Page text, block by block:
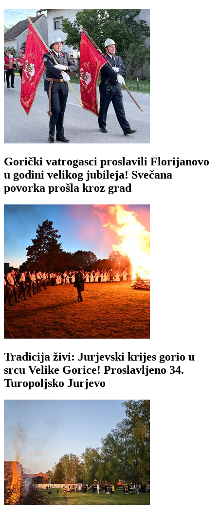
Gorički vatrogasci proslavili Florijanovo
u godini velikog jubileja! Svečana
povorka prošla kroz grad
Tradicija živi: Jurjevski krijes gorio u
srcu Velike Gorice! Proslavljeno 34.
Turopoljsko Jurjevo